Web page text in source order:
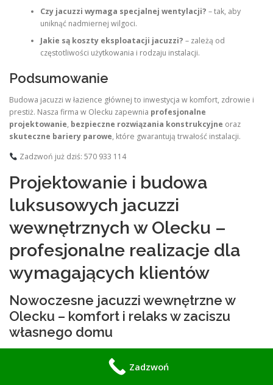
Czy jacuzzi wymaga specjalnej wentylacji? – tak, aby
uniknąć nadmiernej wilgoci.
Jakie są koszty eksploatacji jacuzzi? – zależą od
częstotliwości użytkowania i rodzaju instalacji.
Podsumowanie
Budowa jacuzzi w łazience głównej to inwestycja w komfort, zdrowie i
prestiż. Nasza firma w Olecku zapewnia profesjonalne
projektowanie, bezpieczne rozwiązania konstrukcyjne oraz
skuteczne bariery parowe, które gwarantują trwałość instalacji.
Zadzwoń już dziś: 570 933 114
Projektowanie i budowa
luksusowych jacuzzi
wewnętrznych w Olecku –
profesjonalne realizacje dla
wymagających klientów
Nowoczesne jacuzzi wewnętrzne w
Olecku – komfort i relaks w zaciszu
własnego domu
prywatnej strefy SPA we własnym domu. Wewnętrzne jacuzzi przestało
być luksusem dostępnym wyłącznie dla ekskluzywnych hoteli i
Zadzwoń